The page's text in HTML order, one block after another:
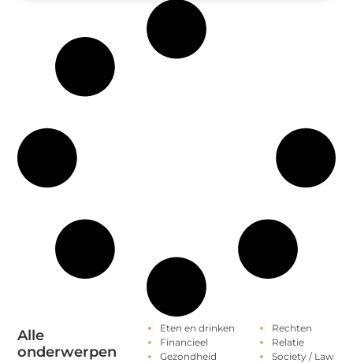
Alle
onderwerpen
Eten en drinken
Financieel
Gezondheid
Rechten
Relatie
Society / Law